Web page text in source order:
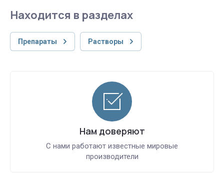
Находится в разделах
Препараты Растворы
Нам доверяют
С нами работают известные мировые
производители